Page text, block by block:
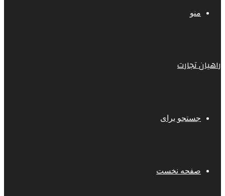
منو
راهیان تجارت
جستجو برای
صفحه نخست